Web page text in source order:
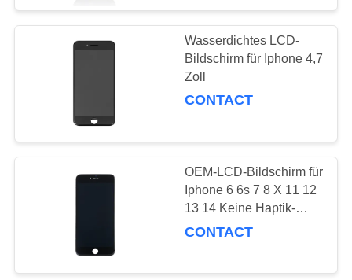
Ersatz der Batterie
für Iphone X
25
Ersatzbatterien für
Iphone 6
26
Wasserdichtes LCD-
Bildschirm für Iphone 4,7
Zoll
CONTACT
OEM-LCD-Bildschirm für
Iphone 6 6s 7 8 X 11 12
13 14 Keine Haptik-
Touch
CONTACT